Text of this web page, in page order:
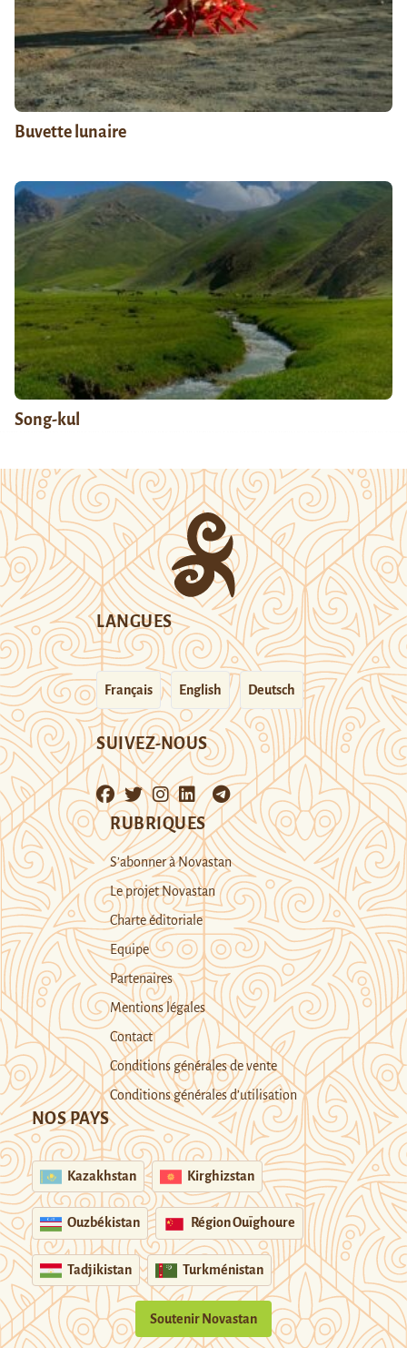
Buvette lunaire
Song-kul
LANGUES
Français English Deutsch
SUIVEZ-NOUS
RUBRIQUES
S’abonner à Novastan
Le projet Novastan
Charte éditoriale
Equipe
Partenaires
Mentions légales
Contact
Conditions générales de vente
Conditions générales d’utilisation
NOS PAYS
Kazakhstan Kirghizstan
Ouzbékistan Région Ouïghoure
Tadjikistan Turkménistan
Soutenir Novastan